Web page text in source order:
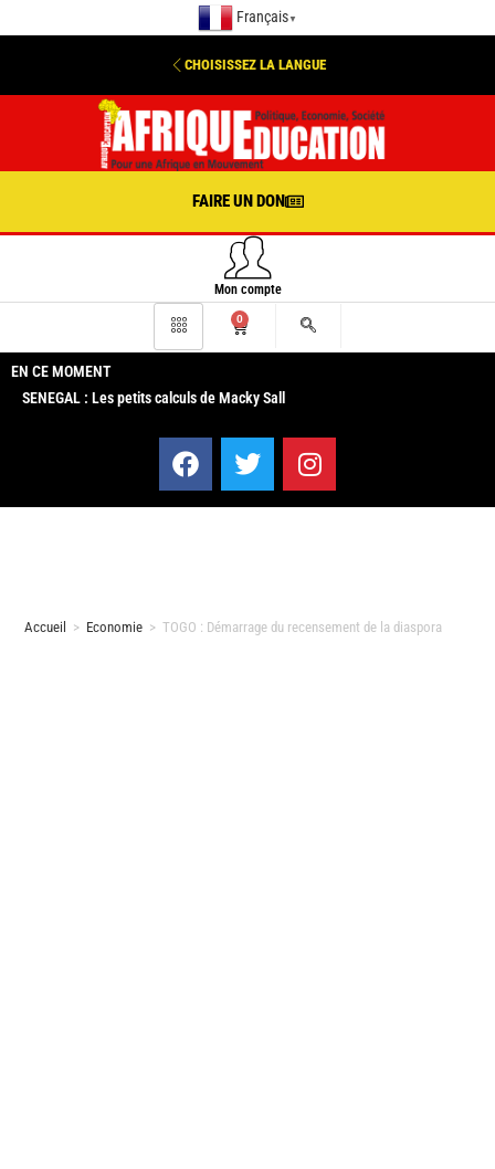
Français ▼
CHOISISSEZ LA LANGUE
FAIRE UN DON
Mon compte
0
EN CE MOMENT
SENEGAL : Les petits calculs de Macky Sall
Accueil > Economie > TOGO : Démarrage du recensement de la diaspora